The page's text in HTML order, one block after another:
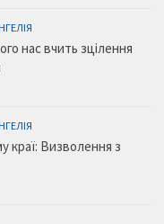
нас вчить зцілення
краї: Визволення з